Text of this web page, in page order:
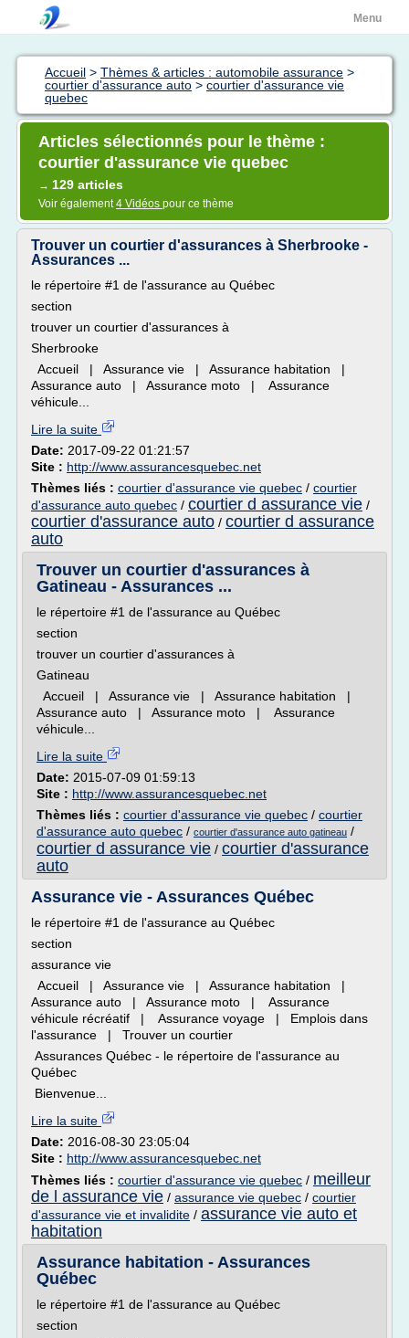
Menu
Accueil > Thèmes & articles : automobile assurance >
courtier d'assurance auto > courtier d'assurance vie
quebec
Articles sélectionnés pour le thème :
courtier d'assurance vie quebec
→ 129 articles
Voir également4 Vidéos pour ce thème
Trouver un courtier d'assurances à Sherbrooke -
Assurances ...
le répertoire #1 de l'assurance au Québec
section
trouver un courtier d'assurances à
Sherbrooke
Accueil | Assurance vie | Assurance habitation |
Assurance auto | Assurance moto | Assurance
véhicule...
Lire la suite
Date: 2017-09-22 01:21:57
Site : http://www.assurancesquebec.net
Thèmes liés : courtier d'assurance vie quebec / courtier
d'assurance auto quebec / courtier d assurance vie /
courtier d'assurance auto / courtier d assurance
auto
Trouver un courtier d'assurances à
Gatineau - Assurances ...
le répertoire #1 de l'assurance au Québec
section
trouver un courtier d'assurances à
Gatineau
Accueil | Assurance vie | Assurance habitation |
Assurance auto | Assurance moto | Assurance
véhicule...
Lire la suite
Date: 2015-07-09 01:59:13
Site : http://www.assurancesquebec.net
Thèmes liés : courtier d'assurance vie quebec / courtier
d'assurance auto quebec / courtier d'assurance auto gatineau /
courtier d assurance vie / courtier d'assurance
auto
Assurance vie - Assurances Québec
le répertoire #1 de l'assurance au Québec
section
assurance vie
Accueil | Assurance vie | Assurance habitation |
Assurance auto | Assurance moto | Assurance
véhicule récréatif | Assurance voyage | Emplois dans
l'assurance | Trouver un courtier
Assurances Québec - le répertoire de l'assurance au
Québec
Bienvenue...
Lire la suite
Date: 2016-08-30 23:05:04
Site : http://www.assurancesquebec.net
Thèmes liés : courtier d'assurance vie quebec / meilleur
de l assurance vie / assurance vie quebec / courtier
d'assurance vie et invalidite / assurance vie auto et
habitation
Assurance habitation - Assurances
Québec
le répertoire #1 de l'assurance au Québec
section